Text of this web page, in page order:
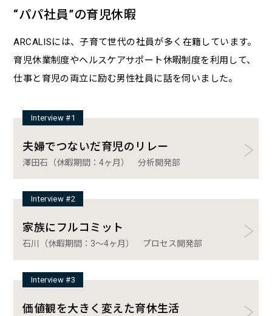
“パパ社員”の育児休暇
ARCALISには、子育て世代の社員が多く在籍しています。
育児休業制度やヘルスケアサポート休暇制度を利用して、
仕事と育児の両立に励む男性社員に話を伺いました。
夫婦でつないだ育児のリレー
澤田石（休暇期間：4ヶ月） 分析開発部
Interview #1
家族にフルコミット
石川（休暇期間：3〜4ヶ月） プロセス開発部
Interview #2
価値観を大きく変えた育休生活
Interview #3